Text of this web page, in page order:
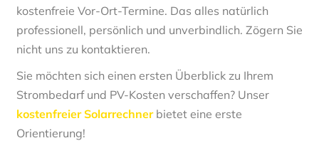
kostenfreie Vor-Ort-Termine. Das alles natürlich
professionell, persönlich und unverbindlich. Zögern Sie
nicht uns zu kontaktieren.
Sie möchten sich einen ersten Überblick zu Ihrem
Strombedarf und PV-Kosten verschaffen? Unser
kostenfreier Solarrechnerbietet eine erste
Orientierung!